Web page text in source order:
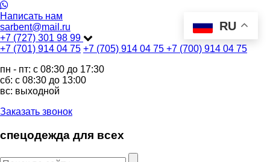
Написать нам
sarbent@mail.ru
+7 (727) 301 98 99
+7 (701) 914 04 75 +7 (705) 914 04 75 +7 (700) 914 04 75
пн - пт: c 08:30 до 17:30
сб: c 08:30 до 13:00
вс: выходной
Заказать звонок
спецодежда для всех
RU